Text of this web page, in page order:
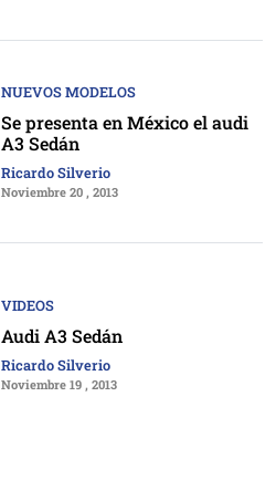
NUEVOS MODELOS
Se presenta en México el audi
A3 Sedán
Ricardo Silverio
Noviembre 20 , 2013
VIDEOS
Audi A3 Sedán
Ricardo Silverio
Noviembre 19 , 2013